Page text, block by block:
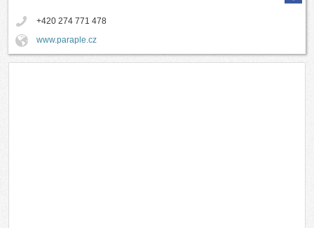
+420 274 771 478
www.paraple.cz